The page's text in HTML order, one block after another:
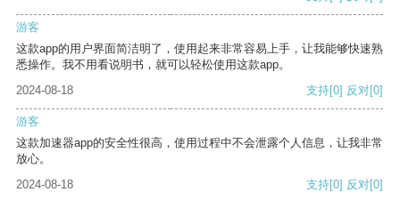
游客
这款app的用户界面简洁明了，使用起来非常容易上手，让我能够快速熟
悉操作。我不用看说明书，就可以轻松使用这款app。
2024-08-18
支持[0] 反对[0]
游客
这款加速器app的安全性很高，使用过程中不会泄露个人信息，让我非常
放心。
2024-08-18
支持[0] 反对[0]